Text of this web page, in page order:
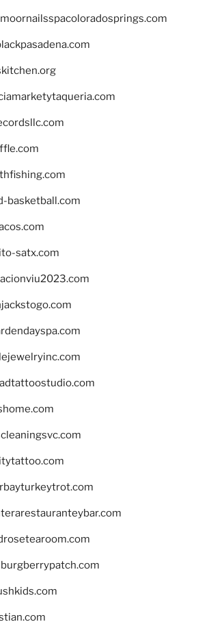
basketball.com
satx.com